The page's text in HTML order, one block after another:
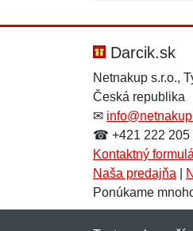
Správa*
Správa*
Darcik.sk
Netnakup s.r.o.,
Česká republika
✉
☎ +421 222 205
Kontaktný
Naša predajňa
Ponúkame